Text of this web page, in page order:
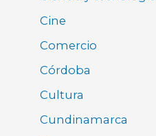
Cine
Comercio
Córdoba
Cultura
Cundinamarca